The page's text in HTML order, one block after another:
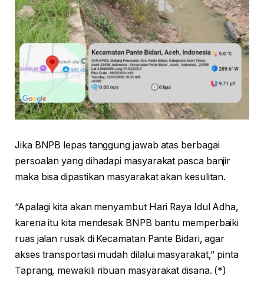
Jika BNPB lepas tanggung jawab atas berbagai
persoalan yang dihadapi masyarakat pasca banjir
maka bisa dipastikan masyarakat akan kesulitan.
“Apalagi kita akan menyambut Hari Raya Idul Adha,
karena itu kita mendesak BNPB bantu memperbaiki
ruas jalan rusak di Kecamatan Pante Bidari, agar
akses transportasi mudah dilalui masyarakat,” pinta
Taprang, mewakili ribuan masyarakat disana. (*)